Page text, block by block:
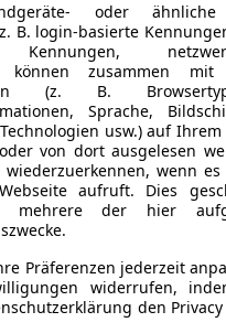
oder
B. login-basierte
Kennungen,
können zusammen mit
(z. B.
Sprache,
usw.) auf
von dort ausgelesen
wenn es
aufruft. Dies
mehrere der hier
Präferenzen jederzeit
widerrufen,
den